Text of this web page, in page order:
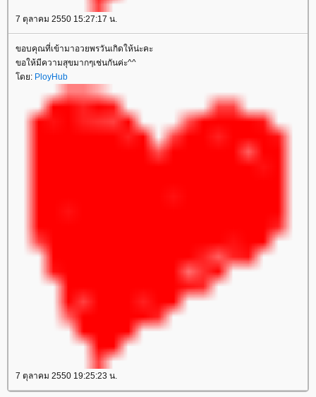
7 ตุลาคม 2550 15:27:17 น.
ขอบคุณที่เข้ามาอวยพรวันเกิดให้น่ะคะ
ขอให้มีความสุขมากๆเช่นกันค่ะ^^
โดย: PloyHub
7 ตุลาคม 2550 19:25:23 น.